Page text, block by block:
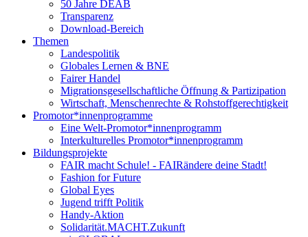
50 Jahre DEAB
Transparenz
Download-Bereich
Themen
Landespolitik
Globales Lernen & BNE
Fairer Handel
Migrationsgesellschaftliche Öffnung & Partizipation
Wirtschaft, Menschenrechte & Rohstoffgerechtigkeit
Promotor*innen­programme
Eine Welt-Promotor*innenprogramm
Interkulturelles Promotor*innenprogramm
Bildungsprojekte
FAIR macht Schule! - FAIRändere deine Stadt!
Fashion for Future
Global Eyes
Jugend trifft Politik
Handy-Aktion
Solidarität.MACHT.Zukunft